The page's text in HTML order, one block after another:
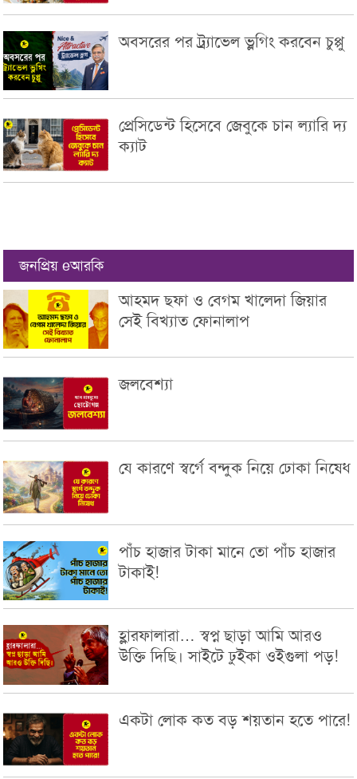
অবসরের পর ট্র্যাভেল ভ্লগিং করবেন চুপ্পু
প্রেসিডেন্ট হিসেবে জেবুকে চান ল্যারি দ্য
ক্যাট
জনপ্রিয় eআরকি
আহমদ ছফা ও বেগম খালেদা জিয়ার
সেই বিখ্যাত ফোনালাপ
জলবেশ্যা
যে কারণে স্বর্গে বন্দুক নিয়ে ঢোকা নিষেধ
পাঁচ হাজার টাকা মানে তো পাঁচ হাজার
টাকাই!
হ্লারফালারা… স্বপ্ন ছাড়া আমি আরও
উক্তি দিছি। সাইটে ঢুইকা ওইগুলা পড়!
একটা লোক কত বড় শয়তান হতে পারে!